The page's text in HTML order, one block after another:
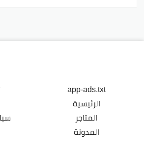
app-ads.txt
الرئيسية
المتاجر
المدونة